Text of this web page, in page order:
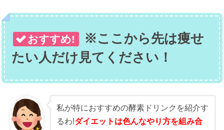
おすすめ!
※ここから先は痩せ
たい人だけ見てください！
私が特におすすめの酵素ドリンクを紹介す
るわ!ダイエットは色んなやり方を組み合